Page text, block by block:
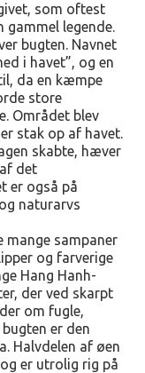
som oftest
legende.
bugten. Navnet
i havet”, og en
da en kæmpe
store
Området blev
stak op af havet.
skabte, hæver
det
er også på
naturarvs
mange sampaner
og farverige
Hang Hanh-
der ved skarpt
om fugle,
er den
Halvdelen af øen
er utrolig rig på